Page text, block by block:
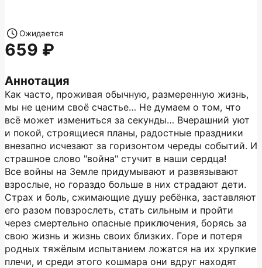
Аннотация
Как часто, проживая обычную, размеренную жизнь,
мы не ценим своё счастье… Не думаем о том, что
всё может измениться за секунды… Вчерашний уют
и покой, строящиеся планы, радостные праздники
внезапно исчезают за горизонтом череды событий. И
страшное слово "война" стучит в наши сердца!
Все войны на Земле придумывают и развязывают
взрослые, но гораздо больше в них страдают дети.
Страх и боль, сжимающие душу ребёнка, заставляют
его разом повзрослеть, стать сильным и пройти
через смертельно опасные приключения, борясь за
свою жизнь и жизнь своих близких. Горе и потеря
родных тяжёлым испытанием ложатся на их хрупкие
плечи, и среди этого кошмара они вдруг находят
Ожидается
659